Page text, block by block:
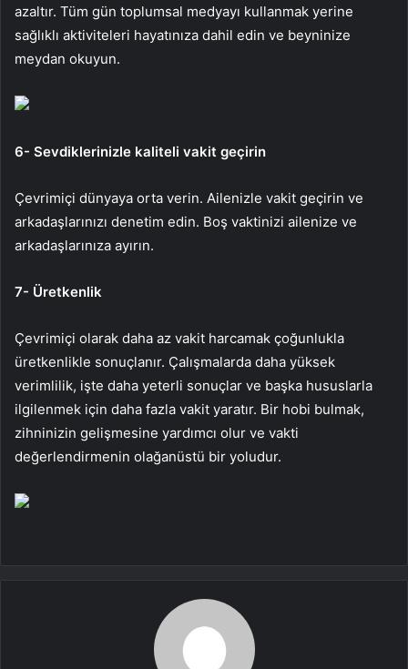
azaltır. Tüm gün toplumsal medyayı kullanmak yerine
sağlıklı aktiviteleri hayatınıza dahil edin ve beyninize
meydan okuyun.
6- Sevdiklerinizle kaliteli vakit geçirin
Çevrimiçi dünyaya orta verin. Ailenizle vakit geçirin ve
arkadaşlarınızı denetim edin. Boş vaktinizi ailenize ve
arkadaşlarınıza ayırın.
7- Üretkenlik
Çevrimiçi olarak daha az vakit harcamak çoğunlukla
üretkenlikle sonuçlanır. Çalışmalarda daha yüksek
verimlilik, işte daha yeterli sonuçlar ve başka hususlarla
ilgilenmek için daha fazla vakit yaratır. Bir hobi bulmak,
zihninizin gelişmesine yardımcı olur ve vakti
değerlendirmenin olağanüstü bir yoludur.